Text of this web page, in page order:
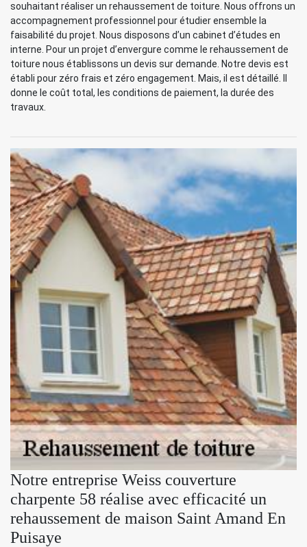
souhaitant réaliser un rehaussement de toiture. Nous offrons un
accompagnement professionnel pour étudier ensemble la
faisabilité du projet. Nous disposons d’un cabinet d’études en
interne. Pour un projet d’envergure comme le rehaussement de
toiture nous établissons un devis sur demande. Notre devis est
établi pour zéro frais et zéro engagement. Mais, il est détaillé. Il
donne le coût total, les conditions de paiement, la durée des
travaux.
Notre entreprise Weiss couverture
charpente 58 réalise avec efficacité un
rehaussement de maison Saint Amand En
Puisaye